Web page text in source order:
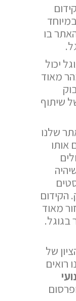
בו
יכול
מאוד
שיתוף
שלנו
אותו
הקידום
מאוד
בגוגל.
של
רואים